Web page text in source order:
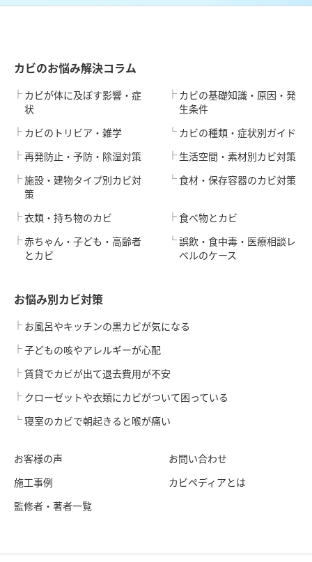
カビのお悩み解決コラム
カビが体に及ぼす影響・症
状
カビのトリビア・雑学
カビの基礎知識・原因・発
生条件
カビの種類・症状別ガイド
再発防止・予防・除湿対策
施設・建物タイプ別カビ対
策
生活空間・素材別カビ対策
食材・保存容器のカビ対策
衣類・持ち物のカビ
赤ちゃん・子ども・高齢者
とカビ
食べ物とカビ
誤飲・食中毒・医療相談レ
ベルのケース
お悩み別カビ対策
お風呂やキッチンの黒カビが気になる
子どもの咳やアレルギーが心配
賃貸でカビが出て退去費用が不安
クローゼットや衣類にカビがついて困っている
寝室のカビで朝起きると喉が痛い
お客様の声
施工事例
監修者・著者一覧
お問い合わせ
カビペディアとは